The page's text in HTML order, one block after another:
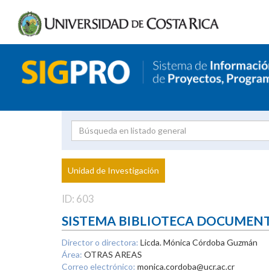
Proyecto
Investigador
Unidad de Investigación
ID: 603
SISTEMA BIBLIOTECA
Director o directora: Licda. Mónica Córdoba Guzmán
Área: OTRAS AREAS
Correo electrónico: monica.cordoba@ucr.ac.cr